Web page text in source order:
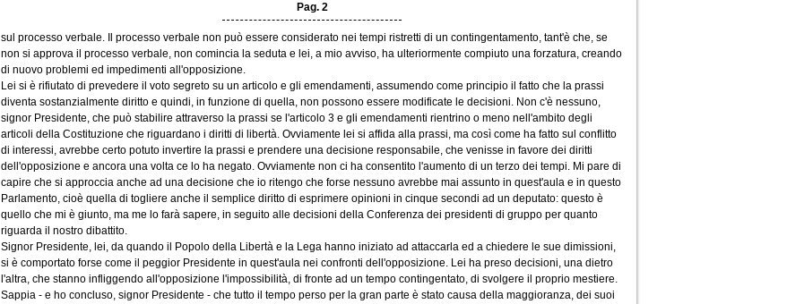
Pag. 2
sul processo verbale. Il processo verbale non può essere considerato nei tempi ristretti di un contingentamento, tant'è che, se
non si approva il processo verbale, non comincia la seduta e lei, a mio avviso, ha ulteriormente compiuto una forzatura, creando
di nuovo problemi ed impedimenti all'opposizione.
Lei si è rifiutato di prevedere il voto segreto su un articolo e gli emendamenti, assumendo come principio il fatto che la prassi
diventa sostanzialmente diritto e quindi, in funzione di quella, non possono essere modificate le decisioni. Non c'è nessuno,
signor Presidente, che può stabilire attraverso la prassi se l'articolo 3 e gli emendamenti rientrino o meno nell'ambito degli
articoli della Costituzione che riguardano i diritti di libertà. Ovviamente lei si affida alla prassi, ma così come ha fatto sul conflitto
di interessi, avrebbe certo potuto invertire la prassi e prendere una decisione responsabile, che venisse in favore dei diritti
dell'opposizione e ancora una volta ce lo ha negato. Ovviamente non ci ha consentito l'aumento di un terzo dei tempi. Mi pare di
capire che si approccia anche ad una decisione che io ritengo che forse nessuno avrebbe mai assunto in quest'aula e in questo
Parlamento, cioè quella di togliere anche il semplice diritto di esprimere opinioni in cinque secondi ad un deputato: questo è
quello che mi è giunto, ma me lo farà sapere, in seguito alle decisioni della Conferenza dei presidenti di gruppo per quanto
riguarda il nostro dibattito.
Signor Presidente, lei, da quando il Popolo della Libertà e la Lega hanno iniziato ad attaccarla ed a chiedere le sue dimissioni,
si è comportato forse come il peggior Presidente in quest'aula nei confronti dell'opposizione. Lei ha preso decisioni, una dietro
l'altra, che stanno infliggendo all'opposizione l'impossibilità, di fronte ad un tempo contingentato, di svolgere il proprio mestiere.
Sappia - e ho concluso, signor Presidente - che tutto il tempo perso per la gran parte è stato causa della maggioranza, dei suoi